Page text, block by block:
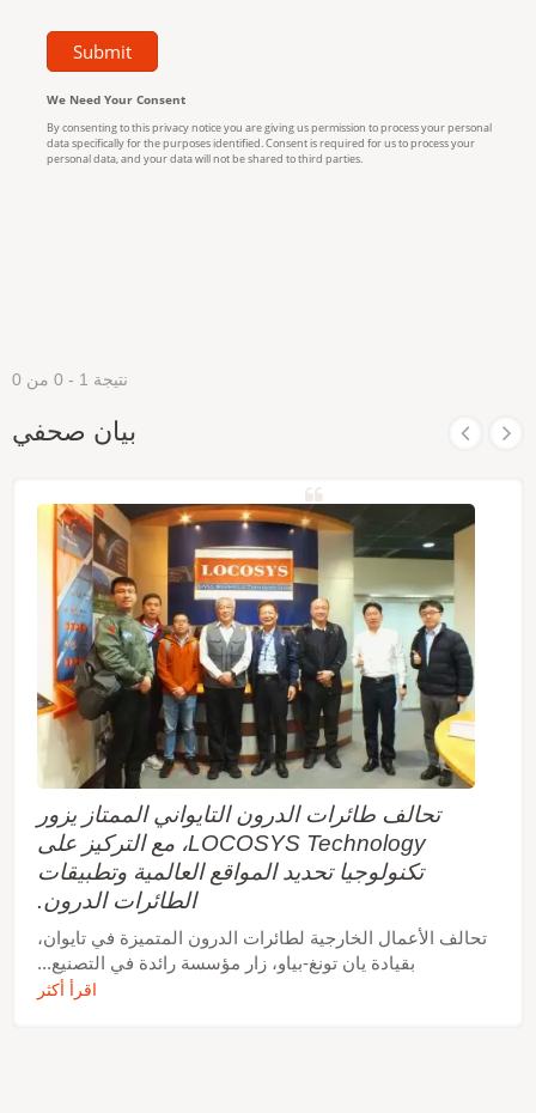
نتيجة 1 - 0 من 0
بيان صحفي
تحالف طائرات الدرون التايواني الممتاز يزور
LOCOSYS Technology، مع التركيز على
تكنولوجيا تحديد المواقع العالمية وتطبيقات
الطائرات الدرون.
تحالف الأعمال الخارجية لطائرات الدرون المتميزة في تايوان،
بقيادة يان تونغ-بياو، زار مؤسسة رائدة في التصنيع...
اقرأ أكثر